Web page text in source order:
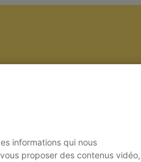
informations qui nous
proposer des contenus vidéo,